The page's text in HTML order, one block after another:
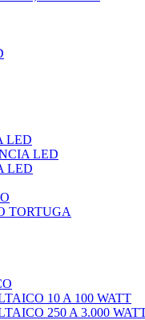
LED
LED
LED
TORTUGA
10 A 100 WATT
250 A 3.000